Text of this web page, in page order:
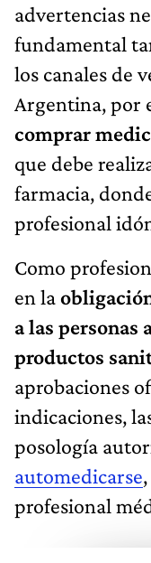
advertencias
fundamental
los canales de
Argentina, por
comprar
que debe
farmacia,
profesional
Como
en la
a las personas
productos
aprobaciones
indicaciones,
posología
automedicarse
profesional